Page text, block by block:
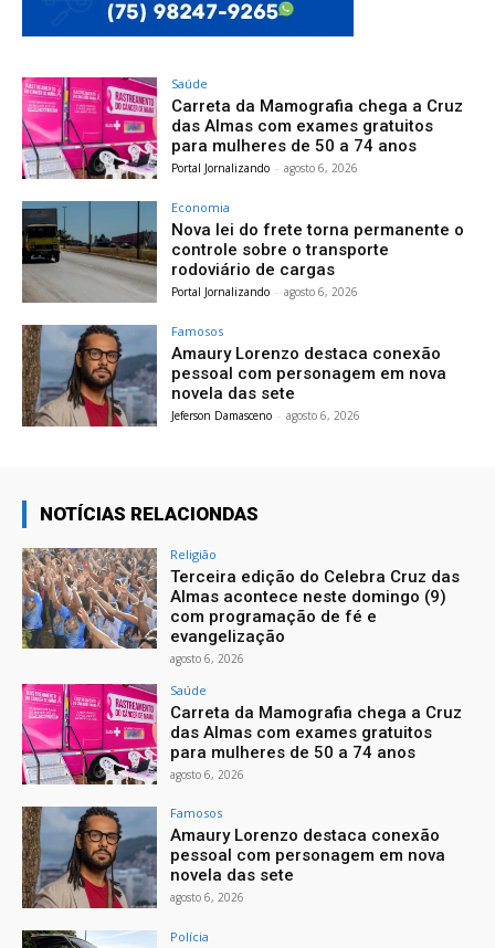
Saúde
Carreta da Mamografia chega a Cruz
das Almas com exames gratuitos
para mulheres de 50 a 74 anos
Portal Jornalizando - agosto 6, 2026
Economia
Nova lei do frete torna permanente o
controle sobre o transporte
rodoviário de cargas
Portal Jornalizando - agosto 6, 2026
Famosos
Amaury Lorenzo destaca conexão
pessoal com personagem em nova
novela das sete
Jeferson Damasceno - agosto 6, 2026
NOTÍCIAS RELACIONDAS
Religião
Terceira edição do Celebra Cruz das
Almas acontece neste domingo (9)
com programação de fé e
evangelização
agosto 6, 2026
Saúde
Carreta da Mamografia chega a Cruz
das Almas com exames gratuitos
para mulheres de 50 a 74 anos
agosto 6, 2026
Famosos
Amaury Lorenzo destaca conexão
pessoal com personagem em nova
novela das sete
agosto 6, 2026
Polícia